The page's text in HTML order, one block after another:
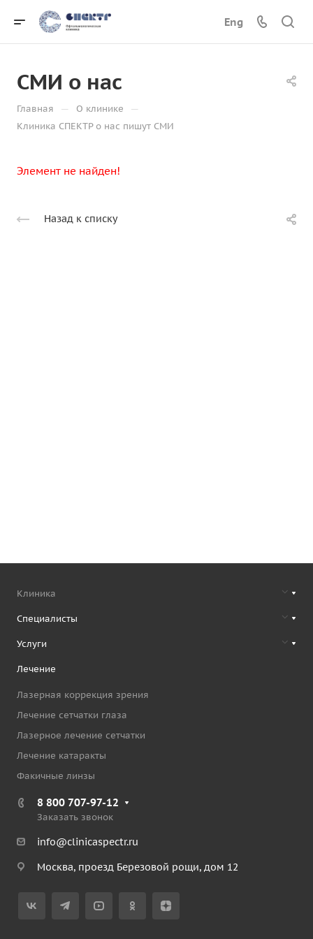
Eng
СМИ о нас
Главная — О клинике —
Клиника СПЕКТР о нас пишут СМИ
Элемент не найден!
Назад к списку
Клиника
Специалисты
Услуги
Лечение
Лазерная коррекция зрения
Лечение сетчатки глаза
Лазерное лечение сетчатки
Лечение катаракты
Факичные линзы
8 800 707-97-12
Заказать звонок
info@clinicaspectr.ru
Москва, проезд Березовой рощи, дом 12